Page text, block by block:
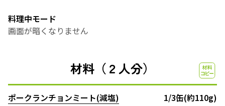
料理中モード
画面が暗くなりません
材料（２人分）
ポークランチョンミート(減塩)
1/3缶(約110g)